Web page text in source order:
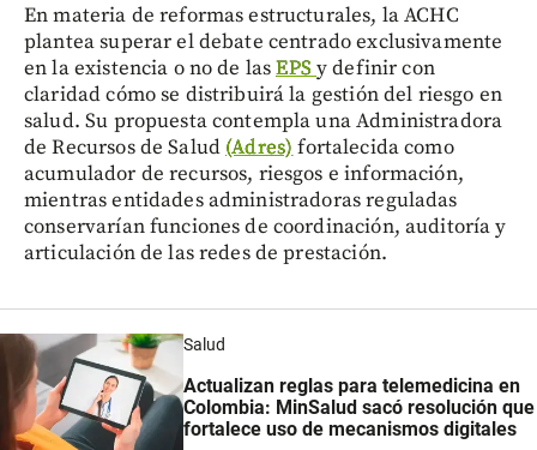
En materia de reformas estructurales, la ACHC
plantea superar el debate centrado exclusivamente
en la existencia o no de lasEPS y definir con
claridad cómo se distribuirá la gestión del riesgo en
salud. Su propuesta contempla una Administradora
de Recursos de Salud (Adres) fortalecida como
acumulador de recursos, riesgos e información,
mientras entidades administradoras reguladas
conservarían funciones de coordinación, auditoría y
articulación de las redes de prestación.
Salud
Actualizan reglas para telemedicina en
Colombia: MinSalud sacó resolución que
fortalece uso de mecanismos digitales